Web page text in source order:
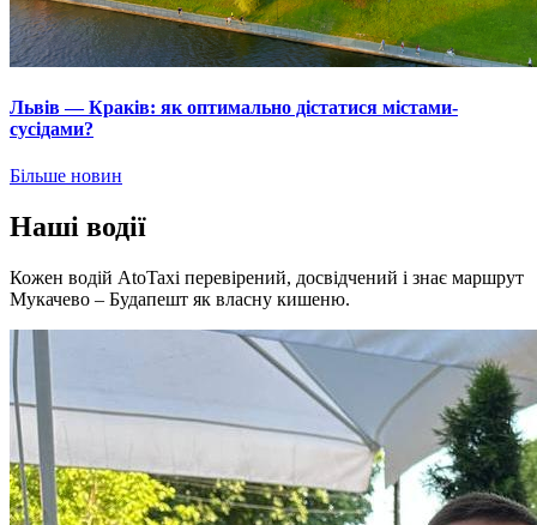
Львів — Краків: як оптимально дістатися містами-
сусідами?
Більше новин
Наші водії
Кожен водій AtoTaxi перевірений, досвідчений і знає маршрут
Мукачево – Будапешт як власну кишеню.